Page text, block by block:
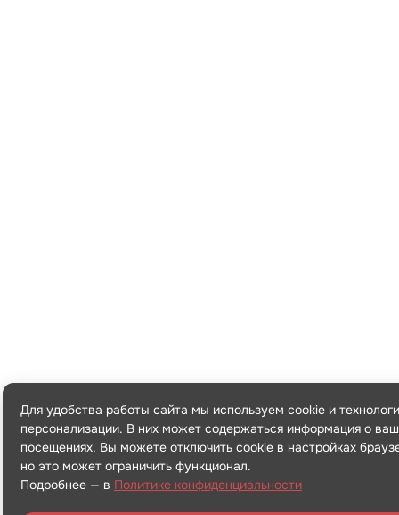
Для удобства работы сайта мы используем cookie и
персонализации. В них может содержаться информация о
посещениях. Вы можете отключить cookie в настройках
но это может ограничить функционал.
Подробнее — в Политике конфиденциальности